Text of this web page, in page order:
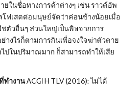
ยในชื่อทางการค้าต่างๆ เช่น ราวด์อัพ
โฟเสตต่อมนุษย์จัดว่าค่อนข้างน้อยเมื่อ
ชตัวอื่นๆ ส่วนใหญ่เป็นพิษจากการ
างไรก็ตามการกินเพื่อจงใจฆ่าตัวตาย
ปในปริมาณมาก ก็สามารถทำให้เสีย
ทำงาน ACGIH TLV (2016): ไม่ได้